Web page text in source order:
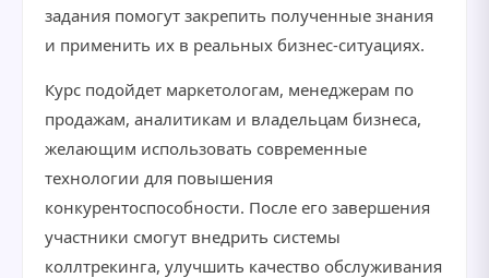
задания помогут закрепить полученные знания
и применить их в реальных бизнес-ситуациях.
Курс подойдет маркетологам, менеджерам по
продажам, аналитикам и владельцам бизнеса,
желающим использовать современные
технологии для повышения
конкурентоспособности. После его завершения
участники смогут внедрить системы
коллтрекинга, улучшить качество обслуживания